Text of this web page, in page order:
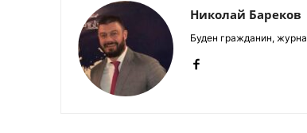
Николай Бареков
Буден гражданин,